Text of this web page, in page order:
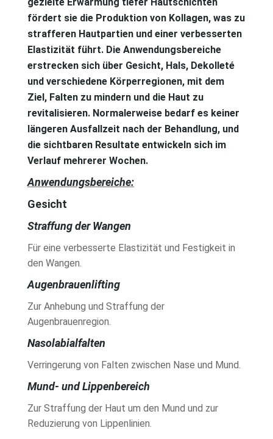
fördert sie die Produktion von Kollagen, was zu
strafferen Hautpartien und einer verbesserten
Elastizität führt. Die Anwendungsbereiche
erstrecken sich über Gesicht, Hals, Dekolleté
und verschiedene Körperregionen, mit dem
Ziel, Falten zu mindern und die Haut zu
revitalisieren. Normalerweise bedarf es keiner
längeren Ausfallzeit nach der Behandlung, und
die sichtbaren Resultate entwickeln sich im
Verlauf mehrerer Wochen.
Anwendungsbereiche:
Gesicht
Straffung der Wangen
Für eine verbesserte Elastizität und Festigkeit in
den Wangen.
Augenbrauenlifting
Zur Anhebung und Straffung der
Augenbrauenregion.
Nasolabialfalten
Verringerung von Falten zwischen Nase und Mund.
Mund- und Lippenbereich
Zur Straffung der Haut um den Mund und zur
Reduzierung von Lippenlinien.